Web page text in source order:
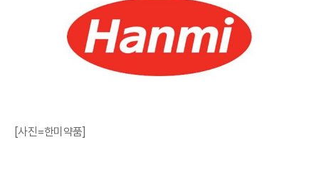
[사진=한미약품]